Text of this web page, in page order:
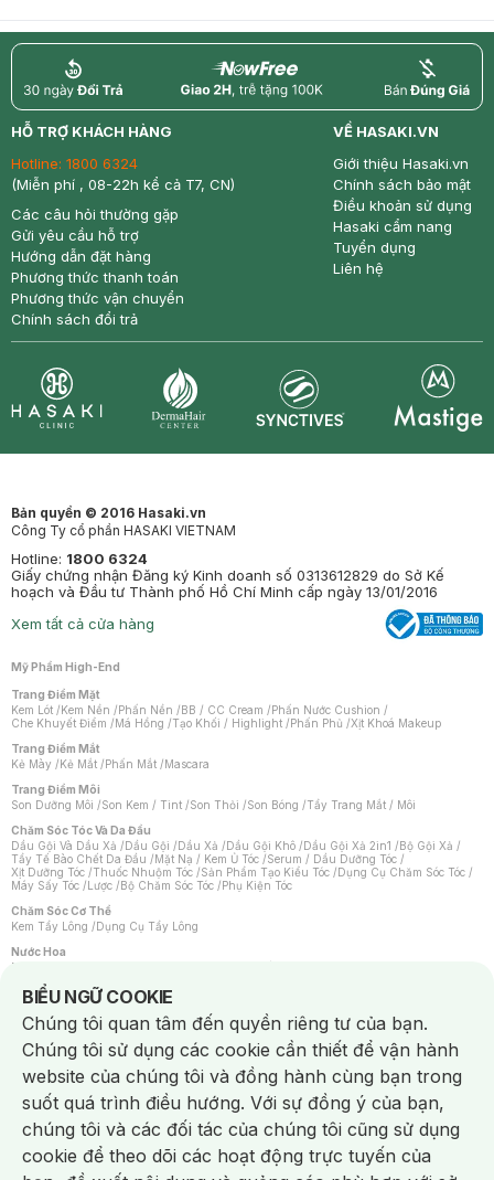
return nowfree price
HỖ TRỢ KHÁCH HÀNG
Hotline: 1800 6324
(Miễn phí , 08-22h kể cả T7, CN)
Các câu hỏi thường gặp
Gửi yêu cầu hỗ trợ
Hướng dẫn đặt hàng
Phương thức thanh toán
Phương thức vận chuyển
Chính sách đổi trả
VỀ HASAKI.VN
Giới thiệu Hasaki.vn
Chính sách bảo mật
Điều khoản sử dụng
Hasaki cẩm nang
Tuyển dụng
Liên hệ
Bản quyền © 2016 Hasaki.vn
Công Ty cổ phần HASAKI VIETNAM
Hotline: 1800 6324
Giấy chứng nhận Đăng ký Kinh doanh số 0313612829 do Sở Kế
hoạch và Đầu tư Thành phố Hồ Chí Minh cấp ngày 13/01/2016
Xem tất cả cửa hàng
Mỹ Phẩm High-End
Trang Điểm Mặt
Kem Lót /Kem Nền /Phấn Nền /BB / CC Cream /Phấn Nước Cushion /
Che Khuyết Điểm /Má Hồng /Tạo Khối / Highlight /Phấn Phủ /Xịt Khoá Makeup
Trang Điểm Mắt
Kẻ Mày /Kẻ Mắt /Phấn Mắt /Mascara
Trang Điểm Môi
Son Dưỡng Môi /Son Kem / Tint /Son Thỏi /Son Bóng /Tẩy Trang Mắt / Môi
Chăm Sóc Tóc Và Da Đầu
Dầu Gội Và Dầu Xả /Dầu Gội /Dầu Xả /Dầu Gội Khô /Dầu Gội Xả 2in1 /Bộ Gội Xả /
Tẩy Tế Bào Chết Da Đầu /Mặt Nạ / Kem Ủ Tóc /Serum / Dầu Dưỡng Tóc /
Xịt Dưỡng Tóc /Thuốc Nhuộm Tóc /Sản Phẩm Tạo Kiểu Tóc /Dụng Cụ Chăm Sóc Tóc /
Máy Sấy Tóc /Lược /Bộ Chăm Sóc Tóc /Phụ Kiện Tóc
Chăm Sóc Cơ Thể
Kem Tẩy Lông /Dụng Cụ Tẩy Lông
Nước Hoa
Nước Hoa Nữ
Chăm Sóc Cá Nhân
Chống Muỗi /Khẩu Trang /Máy Massage/Mặt Nạ Xông Hơi /Nước Rửa Tay/
Sản Phẩm Chăm Sóc Khác /Bàn Chải Đánh Răng /Bàn Chải Điện/
Hỗ Trợ Trắng Răng/Kem Đánh Răng /Máy Tăm Nước/ Nước Súc Miệng/
Tăm / Chỉ Nha Khoa/ Xịt Thơm Miệng / Dung Dịch Vệ Sinh/Dưỡng Vùng Kín/
Khăn Ướt Vệ Sinh Vùng Kín/Băng Vệ Sinh/Tampon/Bọt Cạo Râu /Dao Cạo Râu/
Máy Cạo Râu
Vấn Đề Về Da
Da Dầu / Lỗ Chân Lông To/ Da Khô / Mất Nước/ Da Lão Hóa/ Da Mụn/
Da Nhạy Cảm / Kích Ứng
Da Xỉn Màu Thâm / Nám / Tàn Nhang
Quầng Thâm & Bọng Mắt /Sẹo /Viêm Da Cơ Địa
BIỂU NGỮ COOKIE
Notice about cookies usage
Chúng tôi quan tâm đến quyền riêng tư của bạn.
Chúng tôi sử dụng các cookie cần thiết để vận hành
website của chúng tôi và đồng hành cùng bạn trong
suốt quá trình điều hướng. Với sự đồng ý của bạn,
chúng tôi và các đối tác của chúng tôi cũng sử dụng
cookie để theo dõi các hoạt động trực tuyến của